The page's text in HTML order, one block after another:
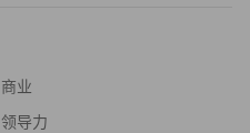
商业
领导力